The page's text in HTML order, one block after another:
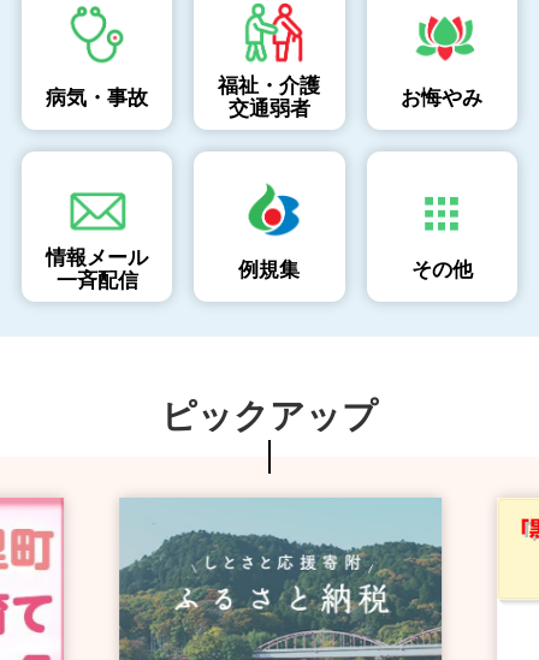
病気・事故
福祉・介護
交通弱者
お悔やみ
情報メール
一斉配信
例規集 その他
ピックアップ